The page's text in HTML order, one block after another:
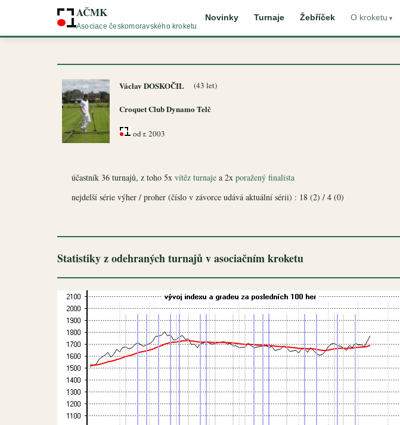
AČMK
Asociace českomoravského kroketu
Novinky Turnaje Žebříček O kroketu
Václav DOSKOČIL (43 let)
Croquet Club Dynamo Telč
od r. 2003
účastník 36 turnajů, z toho 5x vítěz turnaje a 2x poražený finalista
nejdelší série výher / proher (číslo v závorce udává aktuální sérii) : 18 (2) / 4 (0)
Statistiky z odehraných turnajů v asociačním kroketu